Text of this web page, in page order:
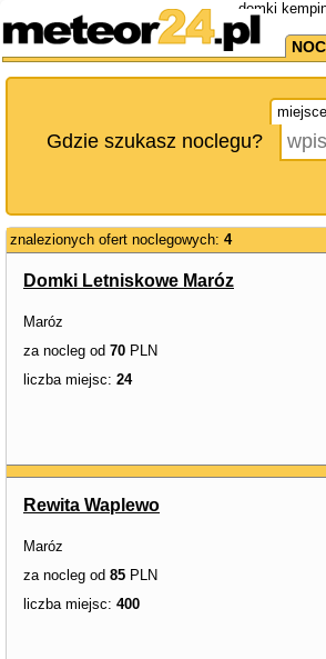
domki
miejsce
Gdzie szukasz noclegu?
znalezionych ofert noclegowych: 4
Domki Letniskowe Maróz
Maróz
za nocleg od 70 PLN
liczba miejsc: 24
Rewita Waplewo
Maróz
za nocleg od 85 PLN
liczba miejsc: 400